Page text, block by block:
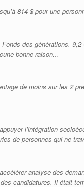
814 $ pour une
des générations.
bonne raison…
de moins sur les 2
l’intégration
de personnes qui ne
analyse des
candidatures. Il était